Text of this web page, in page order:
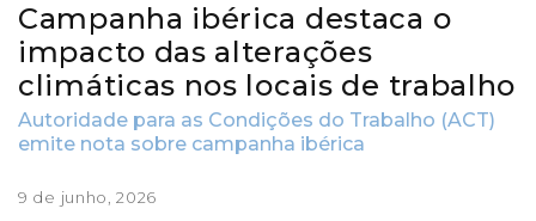
Campanha ibérica destaca o
impacto das alterações
climáticas nos locais de trabalho
Autoridade para as Condições do Trabalho (ACT)
emite nota sobre campanha ibérica
9 de junho, 2026